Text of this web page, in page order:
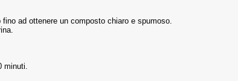
ad ottenere un composto chiaro e spumoso.
minuti.